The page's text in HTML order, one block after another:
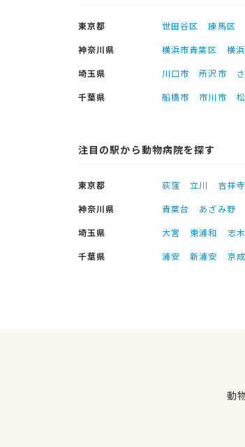
東京都 世田谷区 練馬区
神奈川県
横浜市青葉区 横
埼玉県
川口市 所沢市
千葉県
船橋市 市川市
注目の駅から動物病院を探す
東京都 荻窪 立川 吉祥寺
神奈川県
青葉台 あざみ野
埼玉県
大宮 東浦和 志木
千葉県
浦安 新浦安 京
動